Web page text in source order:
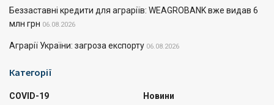
Беззаставні кредити для аграріїв: WEAGROBANK вже видав 6
млн грн 06.08.2026
Аграрії України: загроза експорту 06.08.2026
Категорії
COVID-19
Новини